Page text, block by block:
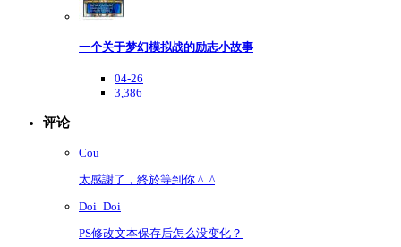
一个关于梦幻模拟战的励志小故事
04-26
3,386
评论
Cou
太感謝了，終於等到你 ^_^
Doi_Doi
PS修改文本保存后怎么没变化？